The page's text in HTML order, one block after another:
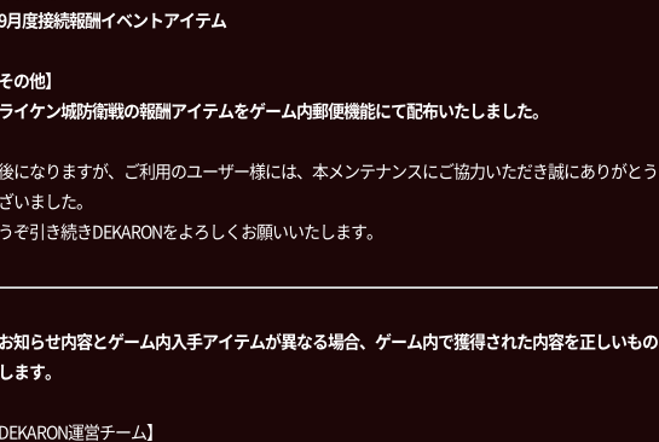
度接続報酬イベントアイテム
その他】
イケン城防衛戦の報酬アイテムをゲーム内郵便機能にて配布いたしました。
になりますが、ご利用のユーザー様には、本メンテナンスにご協力いただき誠にありがとう
いました。
ぞ引き続きDEKARONをよろしくお願いいたします。
知らせ内容とゲーム内入手アイテムが異なる場合、ゲーム内で獲得された内容を正しいもの
ます。
DEKARON運営チーム】